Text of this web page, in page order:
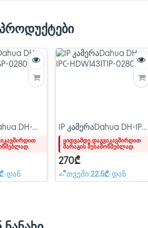
პროდუქტები
DH-
0280B-
-დან
IP კამერაDahua DH-IPC-
HDW1431T1P-0280B-S4
ყიდვამდე დაგვიკავშირდით
მარაგის შესამოწმებლად.
270₾
თვეში:22.5₾-დან